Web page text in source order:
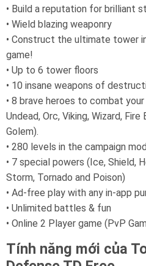
• Build a reputation for brilliant
• Wield blazing weaponry
• Construct the ultimate tower
game!
• Up to 6 tower floors
• 10 insane weapons of
• 8 brave heroes to combat
Undead, Orc, Viking, Wizard,
Golem).
• 280 levels in the campaign
• 7 special powers (Ice, Shield,
Storm, Tornado and Poison)
• Ad-free play with any in-app
• Unlimited battles & fun
• Online 2 Player game (PvP
Tính năng mới của